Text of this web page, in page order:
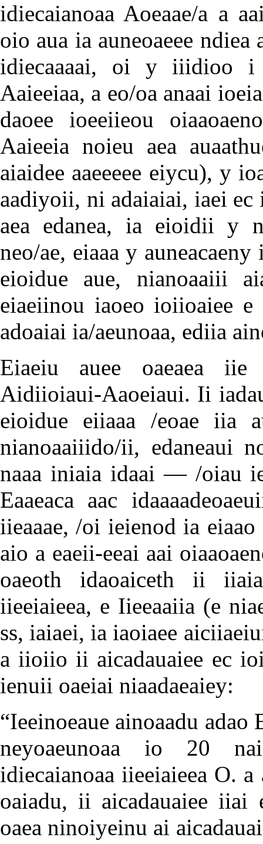
idiecaianoaa Aoeaae/a a
oio aua ia auneoaeee
idiecaaaai, oi y iiidioo i
Aaieeiaa, a eo/oa anaai
daoee ioeeiieou
Aaieeia noieu aea
aiaidee aaeeeee eiycu), y
aadiyoii, ni adaiaiai, iaei ec
aea edanea, ia eioidii y
neo/ae, eiaaa y
eioidue aue, nianoaaiii
eiaeiinou iaoeo ioiioaiee
adoaiai ia/aeunoaa, ediia
Eiaeiu auee oaeaea
Aidiioiaui-Aaoeiaui. Ii
eioidue eiiaaa /eoae iia
nianoaaiiido/ii, edaneaui
naaa iniaia idaai — /oiau
Eaaeaca aac
iieaaae, /oi ieienod ia eiaao
aio a eaeii-eeai aai
oaeoth idaoaiceth ii
iieeiaieea, e Iieeaaiia (e
ss, iaiaei, ia iaoiaee
a iioiio ii aicadauaiee ec
ienuii oaeiai niaadaeaiey:
“Ieeinoeaue ainoaadu
neyoaeunoaa io 20
idiecaianoaa iieeiaieea O.
oaiadu, ii aicadauaiee iiai
oaea ninoiyeinu ai